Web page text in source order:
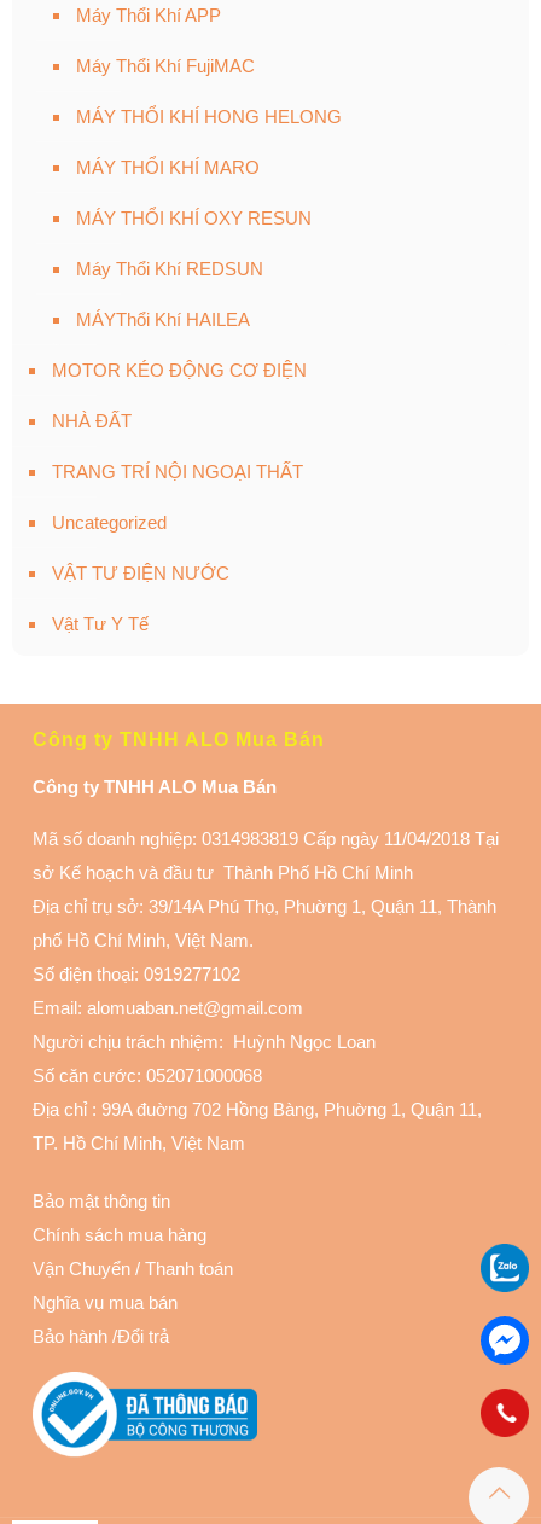
Máy Thổi Khí APP
Máy Thổi Khí FujiMAC
MÁY THỔI KHÍ HONG HELONG
MÁY THỔI KHÍ MARO
MÁY THỔI KHÍ OXY RESUN
Máy Thổi Khí REDSUN
MÁYThổi Khí HAILEA
MOTOR KÉO ĐỘNG CƠ ĐIỆN
NHÀ ĐẤT
TRANG TRÍ NỘI NGOẠI THẤT
Uncategorized
VẬT TƯ ĐIỆN NƯỚC
Vật Tư Y Tế
Công ty TNHH ALO Mua Bán
Công ty TNHH ALO Mua Bán
Mã số doanh nghiệp: 0314983819 Cấp ngày 11/04/2018 Tại
sở Kế hoạch và đầu tư Thành Phố Hồ Chí Minh
Địa chỉ trụ sở: 39/14A Phú Thọ, Phuờng 1, Quận 11, Thành
phố Hồ Chí Minh, Việt Nam.
Số điện thoại: 0919277102
Email: alomuaban.net@gmail.com
Người chịu trách nhiệm: Huỳnh Ngọc Loan
Số căn cước: 052071000068
Địa chỉ : 99A đuờng 702 Hồng Bàng, Phuờng 1, Quận 11,
TP. Hồ Chí Minh, Việt Nam
Bảo mật thông tin
Chính sách mua hàng
Vận Chuyển / Thanh toán
Nghĩa vụ mua bán
Bảo hành /Đổi trả